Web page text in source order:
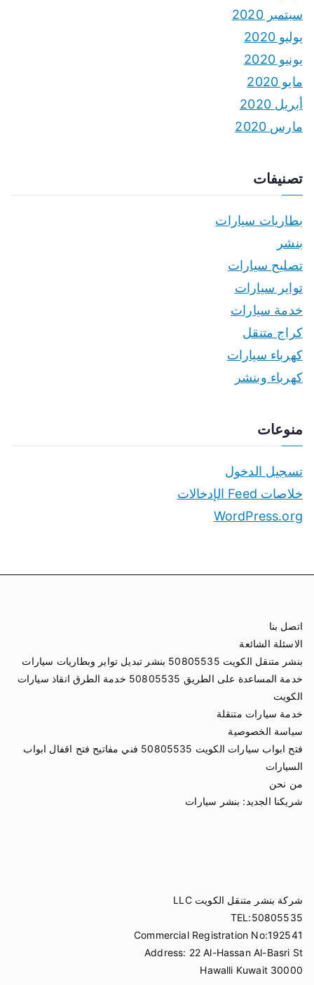
سبتمبر 2020
يوليو 2020
يونيو 2020
مايو 2020
أبريل 2020
مارس 2020
تصنيفات
بطاريات سيارات
بنشر
تصليح سيارات
تواير سيارات
خدمة سيارات
كراج متنقل
كهرباء سيارات
كهرباء وبنشر
منوعات
تسجيل الدخول
خلاصات Feed الإدخالات
WordPress.org
اتصل بنا
الاسئلة الشائعة
بنشر متنقل الكويت 50805535 بنشر تبديل تواير وبطاريات سيارات
خدمة المساعدة على الطريق 50805535 خدمة الطرق انقاذ سيارات
الكويت
خدمة سيارات متنقلة
سياسة الخصوصية
فتح ابواب سيارات الكويت 50805535 فني مفاتيح فتح اقفال ابواب
السيارات
من نحن
شريكنا الجديد: بنشر سيارات
شركة بنشر متنقل الكويت LLC
TEL:50805535
Commercial Registration No:192541
Address: 22 Al-Hassan Al-Basri St
Hawalli Kuwait 30000